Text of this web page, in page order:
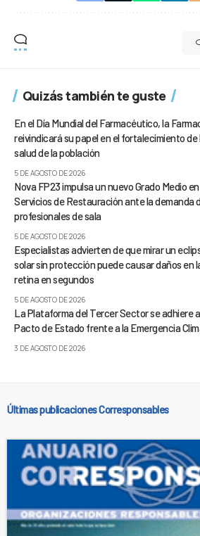
Quizás también te guste
En el Día Mundial del Farmacéutico, la
reivindicará su papel en el fortalecimiento de
salud de la población
5 DE AGOSTO DE 2026
Nova FP23 impulsa un nuevo Grado Medio en
Servicios de Restauración ante la demanda
profesionales de sala
5 DE AGOSTO DE 2026
Especialistas advierten de que mirar un
solar sin protección puede causar daños en
retina en segundos
5 DE AGOSTO DE 2026
La Plataforma del Tercer Sector se adhiere
Pacto de Estado frente a la Emergencia
3 DE AGOSTO DE 2026
Últimas publicaciones Corresponsables